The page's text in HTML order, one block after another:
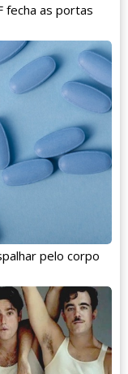
fecha as portas
pelo corpo